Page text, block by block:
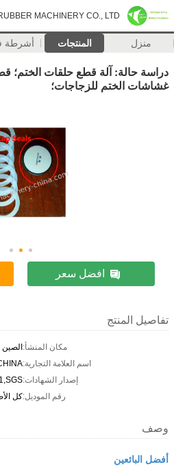
MACHINERY CO., LTD.
منزل المنتجات أشرطة
دراسة حالة: آلة قطع حلقات الختم؛
غشاشات الختم للزجاجات؛
افضل سعر
تفاصيل المنتج
مكان المنشأ:الصين
اسم العلامة التجارية:
إصدار الشهادات:
رقم الموديل:كل
وصف
أفضل البائعين